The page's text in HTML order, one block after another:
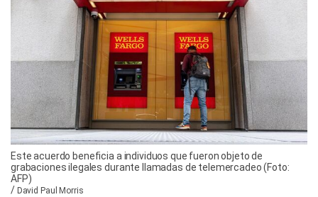
Este acuerdo beneficia a individuos que fueron objeto de
grabaciones ilegales durante llamadas de telemercadeo (Foto:
AFP)
/ David Paul Morris